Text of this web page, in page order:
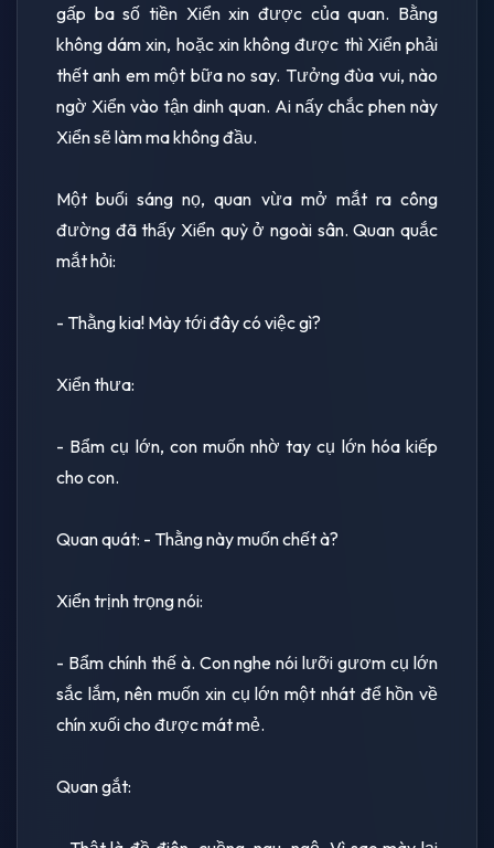
gấp ba số tiền Xiển xin được của quan. Bằng
không dám xin, hoặc xin không được thì Xiển phải
thết anh em một bữa no say. Tưởng đùa vui, nào
ngờ Xiển vào tận dinh quan. Ai nấy chắc phen này
Xiển sẽ làm ma không đầu.
Một buổi sáng nọ, quan vừa mở mắt ra công
đường đã thấy Xiển quỳ ở ngoài sân. Quan quắc
mắt hỏi:
- Thằng kia! Mày tới đây có việc gì?
Xiển thưa:
- Bẩm cụ lớn, con muốn nhờ tay cụ lớn hóa kiếp
cho con.
Quan quát: - Thằng này muốn chết à?
Xiển trịnh trọng nói:
- Bẩm chính thế à. Con nghe nói lưỡi gươm cụ lớn
sắc lắm, nên muốn xin cụ lớn một nhát để hồn về
chín xuối cho được mát mẻ.
Quan gắt: